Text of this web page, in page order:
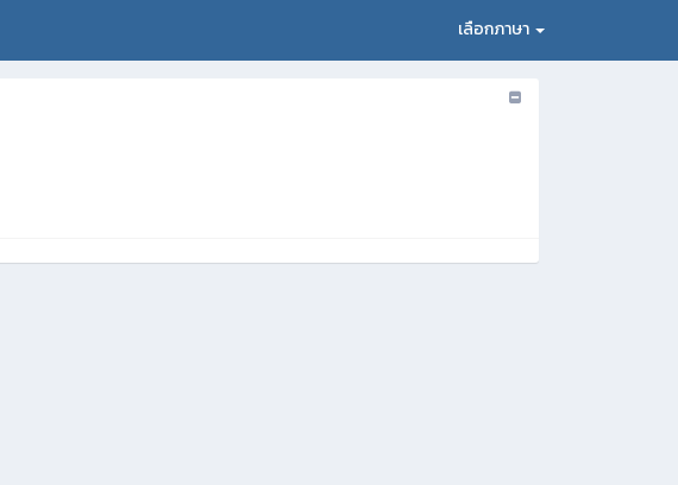
เลือกภาษา